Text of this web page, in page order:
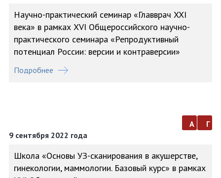
Научно-практический семинар «Главврач XXI
века» в рамках XVI Общероссийского научно-
практического семинара «Репродуктивный
потенциал России: версии и контраверсии»
Подробнее
9 сентября 2022 года
а г
Школа «Основы УЗ-сканирования в акушерстве,
гинекологии, маммологии. Базовый курс» в рамках